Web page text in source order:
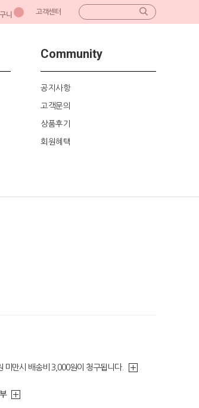
니 고객센터
Community
공지사항
고객문의
상품후기
회원혜택
미만시 배송비 3,000원이 청구됩니다.